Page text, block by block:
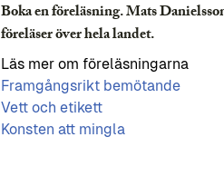
Boka en föreläsning. Mats
föreläser över hela landet.
Läs mer om föreläsningarna
Framgångsrikt bemötande
Vett och etikett
Konsten att mingla